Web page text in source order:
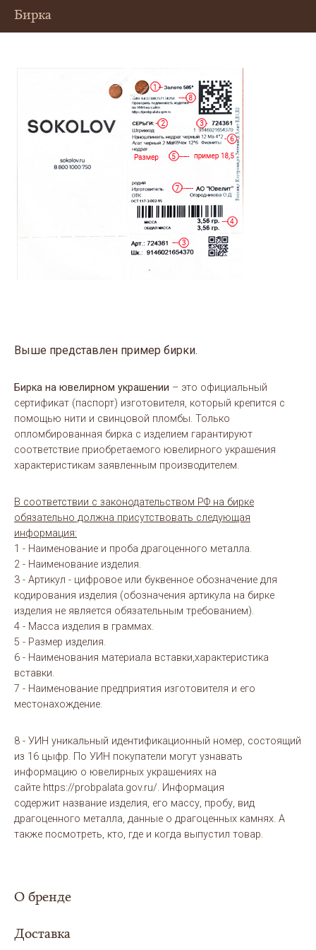
Бирка
Выше представлен пример бирки.
Бирка на ювелирном украшении – это официальный
сертификат (паспорт) изготовителя, который крепится с
помощью нити и свинцовой пломбы. Только
опломбированная бирка с изделием гарантируют
соответствие приобретаемого ювелирного украшения
характеристикам заявленным производителем.
В соответствии с законодательством РФ на бирке
обязательно должна присутствовать следующая
информация:
1 - Наименование и проба драгоценного металла.
2 - Наименование изделия.
3 - Артикул - цифровое или буквенное обозначение для
кодирования изделия (обозначения артикула на бирке
изделия не является обязательным требованием).
4 - Масса изделия в граммах.
5 - Размер изделия.
6 - Наименования материала вставки,характеристика
вставки.
7 - Наименование предприятия изготовителя и его
местонахождение.
8 - УИН уникальный идентификационный номер, состоящий
из 16 цыфр. По УИН покупатели могут узнавать
информацию о ювелирных украшениях на
сайте https://probpalata.gov.ru/. Информация
содержит название изделия, его массу, пробу, вид
драгоценного металла, данные о драгоценных камнях. А
также посмотреть, кто, где и когда выпустил товар.
О бренде
Доставка